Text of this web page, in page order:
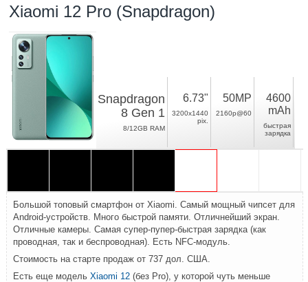
Xiaomi 12 Pro (Snapdragon)
Snapdragon
8 Gen 1
8/12GB RAM
6.73"
3200x1440
pix.
50MP
2160p@60
4600
mAh
быстрая
зарядка
Большой топовый смартфон от Xiaomi. Самый мощный чипсет для
Android-устройств. Много быстрой памяти. Отличнейший экран.
Отличные камеры. Самая супер-пупер-быстрая зарядка (как
проводная, так и беспроводная). Есть NFC-модуль.
Стоимость на старте продаж от 737 дол. США.
Есть еще модель Xiaomi 12(без Pro), у которой чуть меньше